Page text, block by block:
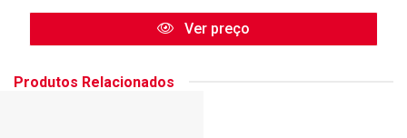
Ver preço
Produtos Relacionados